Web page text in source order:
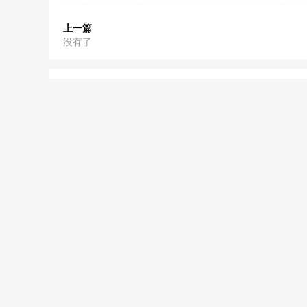
上一篇
没有了